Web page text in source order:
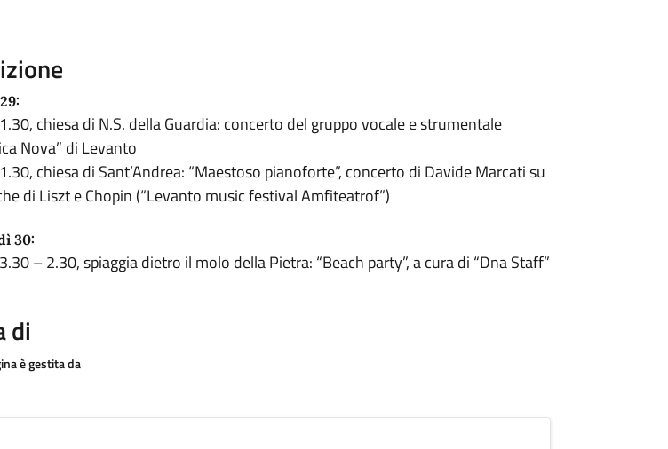
chiesa di N.S. della Guardia: concerto del gruppo vocale e strumentale
Nova” di Levanto
chiesa di Sant’Andrea: “Maestoso pianoforte”, concerto di Davide Marcati su
di Liszt e Chopin (“Levanto music festival Amfiteatrof”)
30:
– 2.30, spiaggia dietro il molo della Pietra: “Beach party”, a cura di “Dna Staff”
di
è gestita da